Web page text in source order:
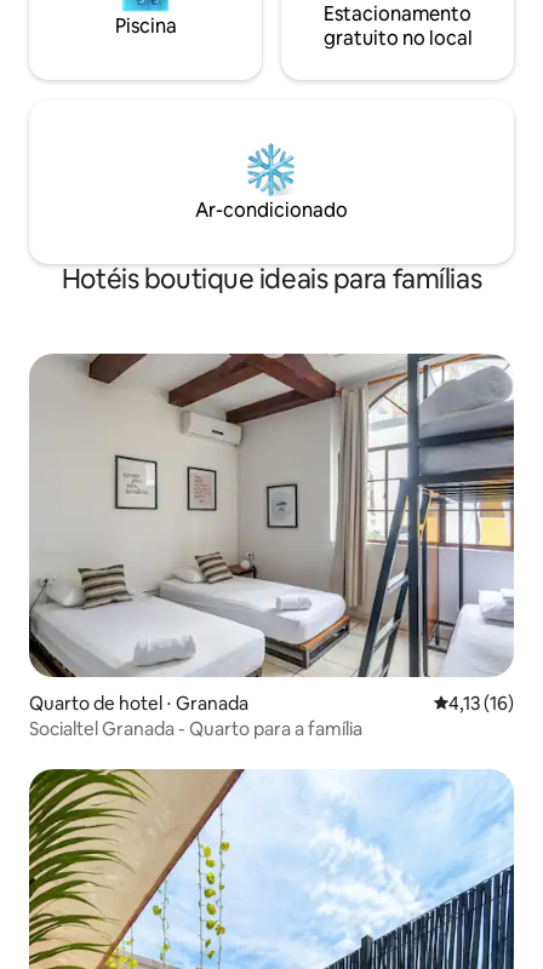
Piscina
Estacionamento
gratuito no local
Ar-condicionado
Hotéis boutique ideais para famílias
Quarto de hotel ⋅ Granada 4,13 de uma
4,13 (16)
Socialtel Granada - Quarto para a família